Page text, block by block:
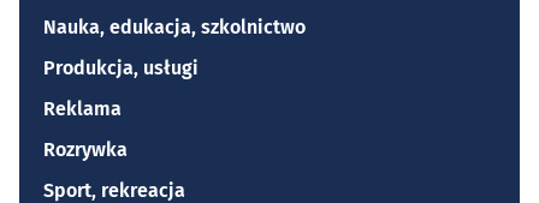
Nauka, edukacja, szkolnictwo
Produkcja, usługi
Reklama
Rozrywka
Sport, rekreacja